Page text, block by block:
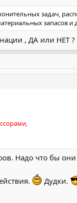
задач,
запасов
, ДА или НЕТ ?
Надо что бы
Дудки.